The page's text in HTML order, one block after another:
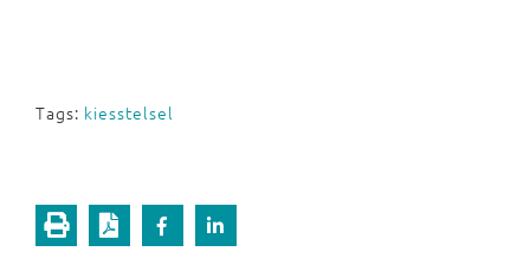
Tags: kiesstelsel